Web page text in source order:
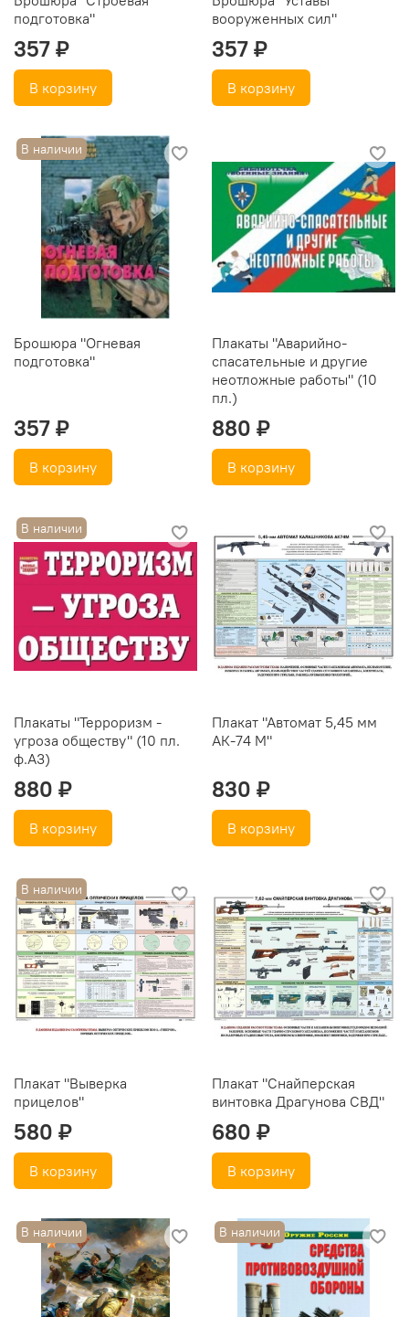
подготовка"
357 ₽
В корзину
вооруженных сил"
357 ₽
В корзину
В наличии
Брошюра "Огневая
подготовка"
357 ₽
В корзину
Плакаты "Аварийно-
спасательные и другие
неотложные работы" (10
пл.)
880 ₽
В корзину
В наличии
Плакаты "Терроризм -
угроза обществу" (10 пл.
ф.А3)
880 ₽
В корзину
Плакат "Автомат 5,45 мм
АК-74 М"
830 ₽
В корзину
В наличии
Плакат "Выверка
прицелов"
580 ₽
В корзину
Плакат "Снайперская
винтовка Драгунова СВД"
680 ₽
В корзину
В наличии В наличии